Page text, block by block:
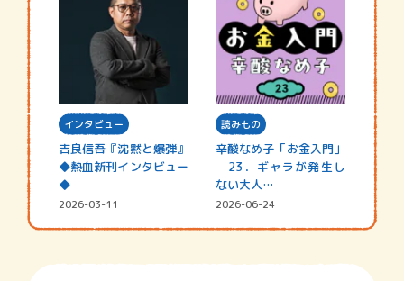
インタビュー
吉良信吾『沈黙と爆弾』
◆熱血新刊インタビュー
◆
2026-03-11
読みもの
辛酸なめ子「お金入門」
23．ギャラが発生し
ない大人…
2026-06-24